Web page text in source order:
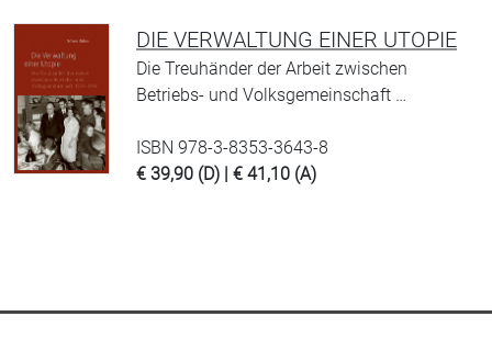
DIE VERWALTUNG EINER UTOPIE
Die Treuhänder der Arbeit zwischen
Betriebs- und Volksgemeinschaft …
ISBN 978-3-8353-3643-8
€ 39,90 (D) | € 41,10 (A)